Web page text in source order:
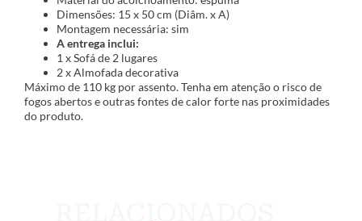
Dimensões: 15 x 50 cm (Diâm. x A)
Montagem necessária: sim
A entrega inclui:
1 x Sofá de 2 lugares
2 x Almofada decorativa
Máximo de 110 kg por assento. Tenha em atenção o risco de
fogos abertos e outras fontes de calor forte nas proximidades
do produto.